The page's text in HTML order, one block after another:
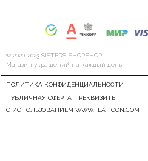
© 2020-2023 SiSTERS-SHOP.SHOP
Магазин украшений на каждый день
РЕКВИЗИТЫ
ПОЛИТИКА КОНФИДЕНЦИАЛЬНОСТИ
ПУБЛИЧНАЯ ОФЕРТА
С ИСПОЛЬЗОВАНИЕМ WWW.FLATICON.COM